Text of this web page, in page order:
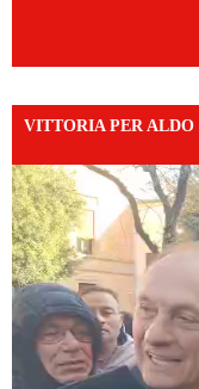
VITTORIA PER ALDO